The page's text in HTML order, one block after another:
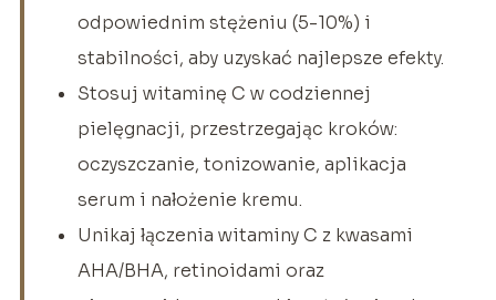
odpowiednim stężeniu (5-10%) i
stabilności, aby uzyskać najlepsze efekty.
Stosuj witaminę C w codziennej
pielęgnacji, przestrzegając kroków:
oczyszczanie, tonizowanie, aplikacja
serum i nałożenie kremu.
Unikaj łączenia witaminy C z kwasami
AHA/BHA, retinoidami oraz